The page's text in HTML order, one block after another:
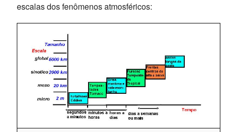
escalas dos fenômenos atmosféricos: